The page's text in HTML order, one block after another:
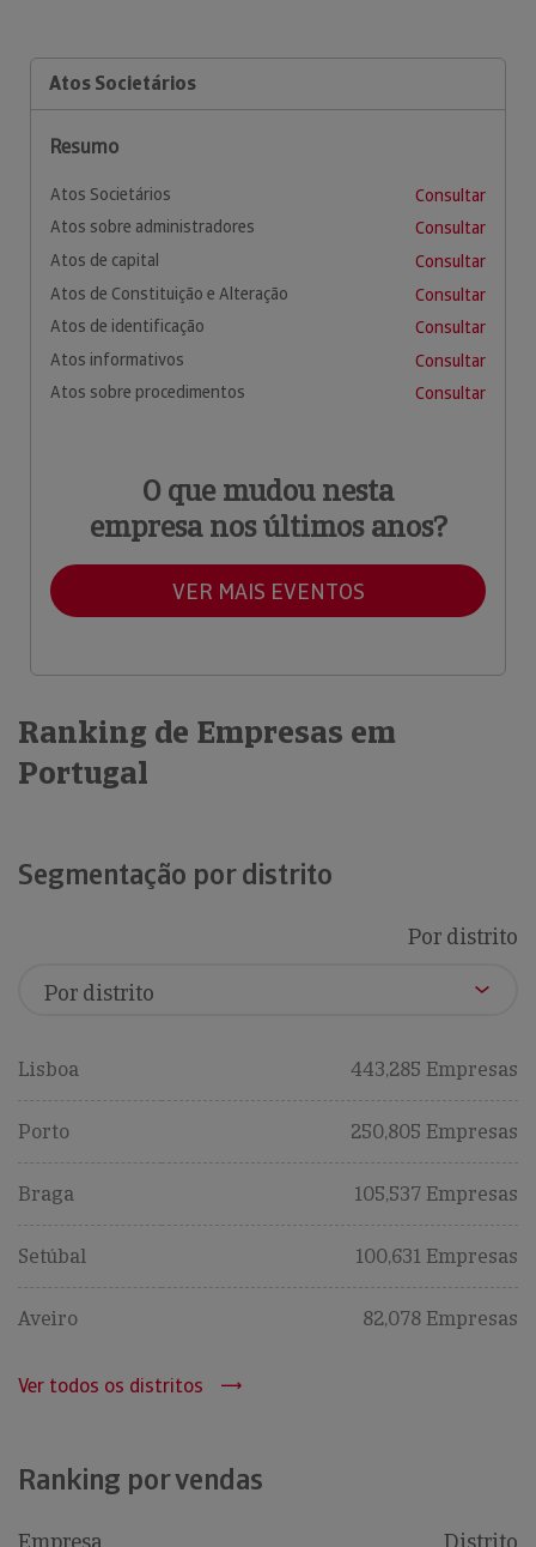
Atos Societários
Resumo
Atos Societários
Consultar
Atos sobre administradores
Consultar
Atos de capital
Consultar
Atos de Constituição e Alteração
Consultar
Atos de identificação
Consultar
Atos informativos
Consultar
Atos sobre procedimentos
Consultar
O que mudou nesta
empresa nos últimos anos?
VER MAIS EVENTOS
Ranking de Empresas em
Portugal
Segmentação por distrito
Por distrito
Lisboa 443,285 Empresas
Porto 250,805 Empresas
Braga 105,537 Empresas
Setúbal 100,631 Empresas
Aveiro 82,078 Empresas
Ver todos os distritos
Ranking por vendas